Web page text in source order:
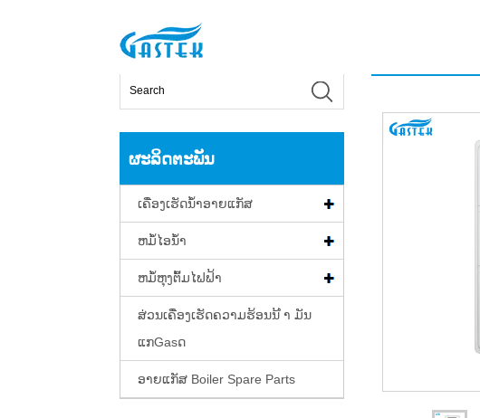
ບ້ານ > ຜະລິດຕະພັນ ເຄື່ອງເຮັດຄວາມຮ້ອນນ້ໍາມັນອ
ຜະລິດຕະພັນ
ເຄື່ອງເຮັດນ້ໍາອາຍແກັສ
ຫມໍ້ໄອນ້ໍາ
ຫມໍ້ຫຸງຕົ້ມໄຟຟ້າ
ສ່ວນເຄື່ອງເຮັດຄວາມຮ້ອນນ້ ຳ ມັນ
ແກGasດ
ອາຍແກັສ Boiler Spare Parts